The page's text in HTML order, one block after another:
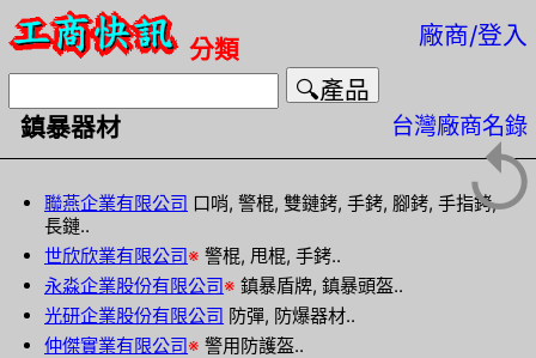
分類 廠商/登入
鎮暴器材 台灣廠商名錄
聯燕企業有限公司 口哨, 警棍, 雙鏈銬, 手銬, 腳銬, 手指銬,
長鏈..
世欣欣業有限公司※ 警棍, 甩棍, 手銬..
永淼企業股份有限公司※ 鎮暴盾牌, 鎮暴頭盔..
光研企業股份有限公司 防彈, 防爆器材..
仲傑實業有限公司※ 警用防護盔..
↺